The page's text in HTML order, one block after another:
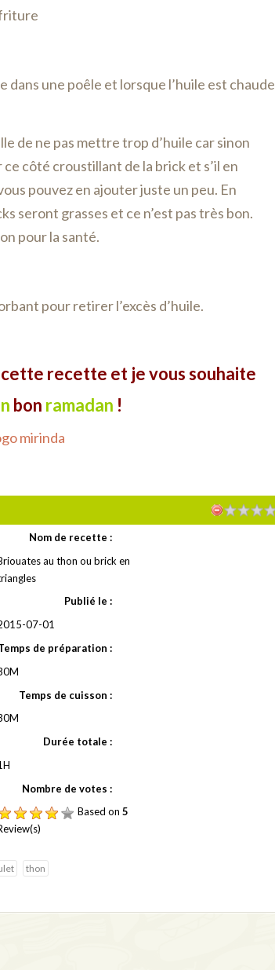
friture
dans une poêle et lorsque l’huile est chaude
de ne pas mettre trop d’huile car sinon
côté croustillant de la brick et s’il en
pouvez en ajouter juste un peu. En
seront grasses et ce n’est pas très bon.
pour la santé.
pour retirer l’excès d’huile.
cette recette et je vous souhaite
bon ramadan !
Nom de recette :
au thon ou brick en
Publié le :
07-01
de préparation :
Temps de cuisson :
Durée totale :
Nombre de votes :
Based on 5
thon